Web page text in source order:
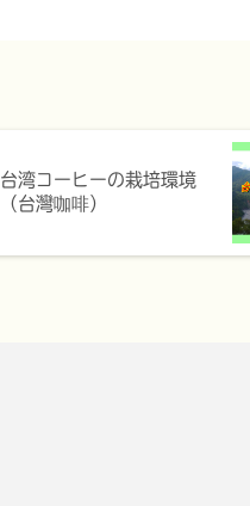
台湾コーヒーの栽培環境
（台灣咖啡）